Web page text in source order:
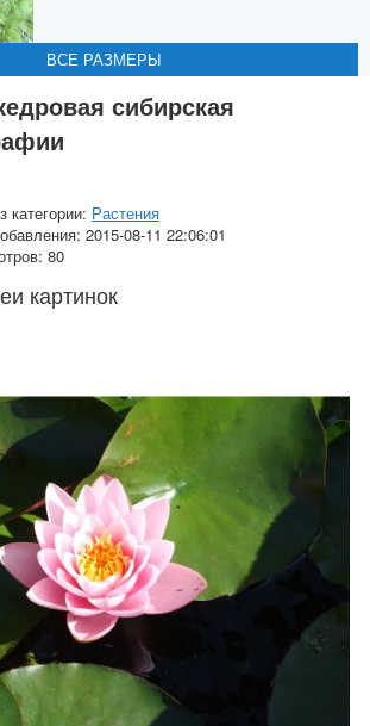
ВСЕ РАЗМЕРЫ
ВСЕ РАЗМЕРЫ
ВСЕ РАЗМЕРЫ
ВСЕ РАЗМЕРЫ
сибирская
категории: Растения
2015-08-11 22:06:01
80
картинок